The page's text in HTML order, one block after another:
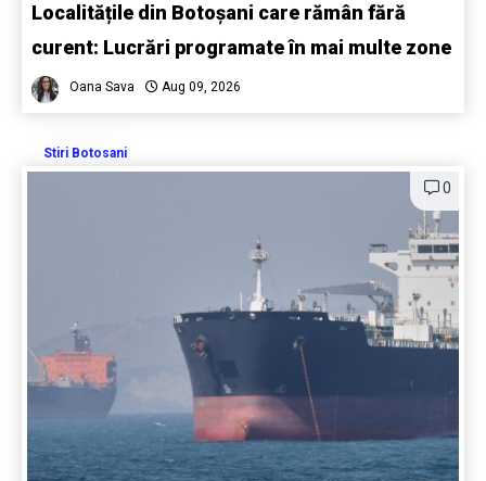
Localitățile din Botoșani care rămân fără
curent: Lucrări programate în mai multe zone
Oana Sava Aug 09, 2026
Stiri Botosani
0